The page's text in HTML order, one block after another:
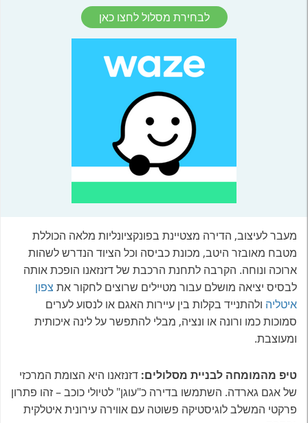
לבחירת מסלול לחצו כאן
מעבר לעיצוב, הדירה מצטיינת בפונקציונליות מלאה הכוללת
מטבח מאובזר היטב, מכונת כביסה וכל הציוד הנדרש לשהות
ארוכה ונוחה. הקרבה לתחנת הרכבת של דזנזאנו הופכת אותה
לבסיס יציאה מושלם עבור מטיילים שרוצים לחקור את צפון
איטליה ולהתנייד בקלות בין עיירות האגם או לנסוע לערים
סמוכות כמו ורונה או ונציה, מבלי להתפשר על לינה איכותית
ומעוצבת.
טיפ מהמומחה לבניית מסלולים: דזנזאנו היא הצומת המרכזי
של אגם גארדה. השתמשו בדירה כ"עוגן" לטיולי כוכב – זהו פתרון
פרקטי המשלב לוגיסטיקה פשוטה עם אווירה עירונית איטלקית